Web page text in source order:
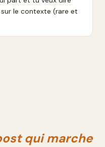
le contexte (rare et
qui marche